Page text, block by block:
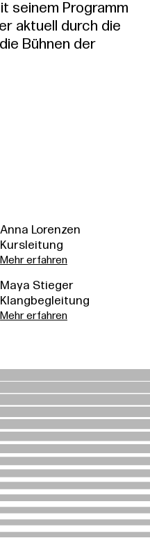
seinem Programm
aktuell durch die
Bühnen der
Anna Lorenzen
Kursleitung
Mehr erfahren
Maya Stieger
Klangbegleitung
Mehr erfahren